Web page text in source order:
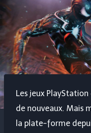
Les jeux
de nouveaux. Mais
la plate-forme